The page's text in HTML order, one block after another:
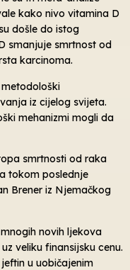
kako nivo vitamina D
došle do istog
smanjuje smrtnost od
karcinoma.
metodološki
iz cijelog svijeta.
mehanizmi mogli da
smrtnosti od raka
tokom poslednje
Brener iz Njemačkog
novih ljekova
veliku finansijsku cenu.
u uobičajenim